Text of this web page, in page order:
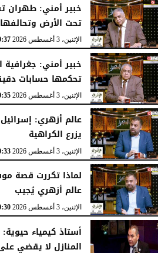
خبير أمني: طهران
تحت الأرض
الإثنين، 3 أغسطس 2026
خبير أمني:
تحكمها حسابات دقيقة بـ 3
الإثنين، 3 أغسطس 2026
عالم أزهري:
يزرع الكراهية
الإثنين، 3 أغسطس 2026
لماذا تكررت قصة
عالم أزهري يُجيب
الإثنين، 3 أغسطس 2026
أستاذ كيمياء
المنازل لا يقضي